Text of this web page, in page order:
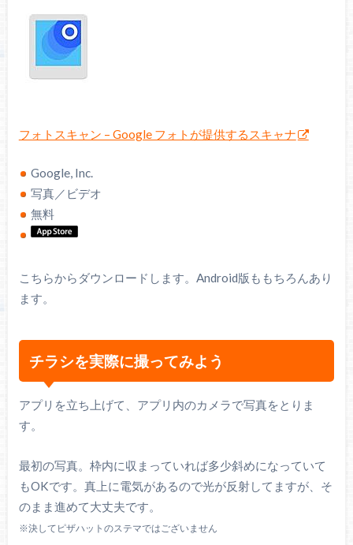
フォトスキャン – Google フォトが提供するスキャナ
Google, Inc.
写真／ビデオ
無料
こちらからダウンロードします。Android版ももちろんあり
ます。
チラシを実際に撮ってみよう
アプリを立ち上げて、アプリ内のカメラで写真をとりま
す。
最初の写真。枠内に収まっていれば多少斜めになっていて
もOKです。真上に電気があるので光が反射してますが、そ
のまま進めて大丈夫です。
※決してピザハットのステマではございません